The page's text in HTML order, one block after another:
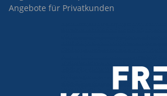
Angebote für Privatkunden